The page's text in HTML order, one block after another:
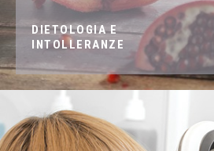
DIETOLOGIA E
INTOLLERANZE